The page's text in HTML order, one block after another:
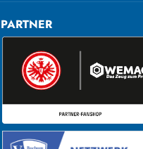
PARTNER